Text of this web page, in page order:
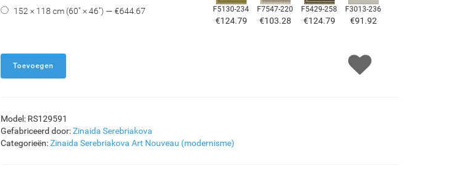
152 × 118 cm (60" × 46") — €644.67 F5130-234
€124.79
F7547-220
€103.28
F5429-258
€124.79
F3013-236
€91.92
F7034-298
€120.63
Model: RS129591
Gefabriceerd door:Zinaida Serebriakova
Categorieën:Zinaida Serebriakova Art Nouveau (modernisme)